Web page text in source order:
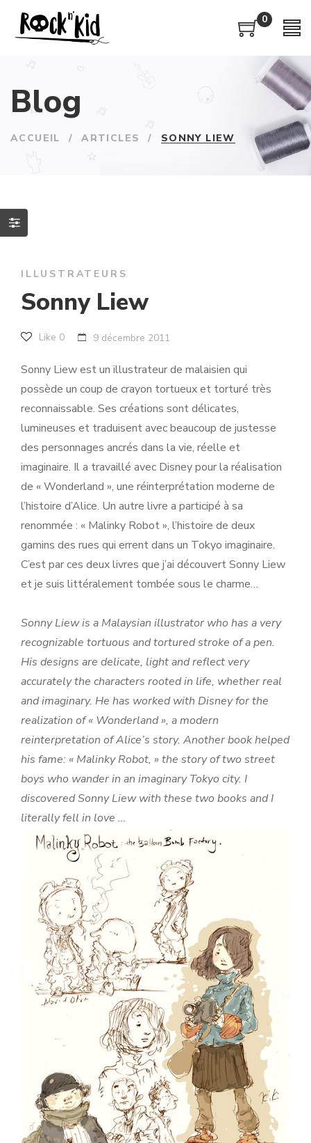
0
Blog
ACCUEIL / ARTICLES / SONNY LIEW
ILLUSTRATEURS
Sonny Liew
Like 0 9 décembre 2011
Sonny Liew est un illustrateur de malaisien qui
possède un coup de crayon tortueux et torturé très
reconnaissable. Ses créations sont délicates,
lumineuses et traduisent avec beaucoup de justesse
des personnages ancrés dans la vie, réelle et
imaginaire. Il a travaillé avec Disney pour la réalisation
de « Wonderland », une réinterprétation moderne de
l’histoire d’Alice. Un autre livre a participé à sa
renommée : « Malinky Robot », l’histoire de deux
gamins des rues qui errent dans un Tokyo imaginaire.
C’est par ces deux livres que j’ai découvert Sonny Liew
et je suis littéralement tombée sous le charme…
Sonny Liew is a Malaysian illustrator who has a very
recognizable tortuous and tortured stroke of a pen.
His designs are delicate, light and reflect very
accurately the characters rooted in life, whether real
and imaginary. He has worked with Disney for the
realization of « Wonderland », a modern
reinterpretation of Alice’s story. Another book helped
his fame: « Malinky Robot, » the story of two street
boys who wander in an imaginary Tokyo city. I
discovered Sonny Liew with these two books and I
literally fell in love …